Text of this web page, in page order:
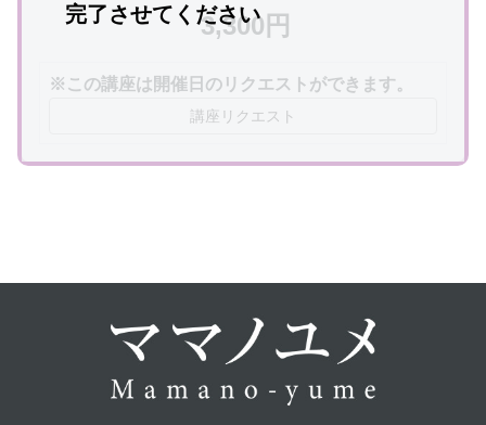
3,300円
※この講座は開催日のリクエストができます。
講座リクエスト
完了させてください